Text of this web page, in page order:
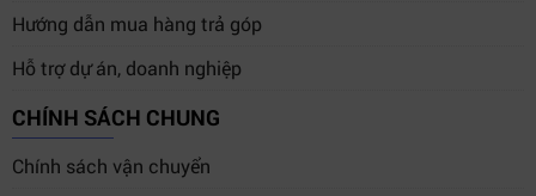
Hướng dẫn mua hàng trả góp
Hỗ trợ dự án, doanh nghiệp
CHÍNH SÁCH CHUNG
Chính sách vận chuyển